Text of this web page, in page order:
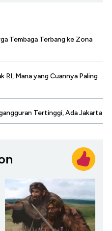
Tembaga Terbang ke Zona
RI, Mana yang Cuannya Paling
Tertinggi, Ada Jakarta